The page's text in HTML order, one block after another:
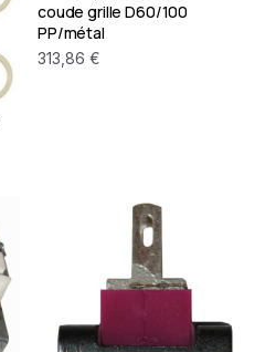
coude grille D60/100
PP/métal
313,86 €